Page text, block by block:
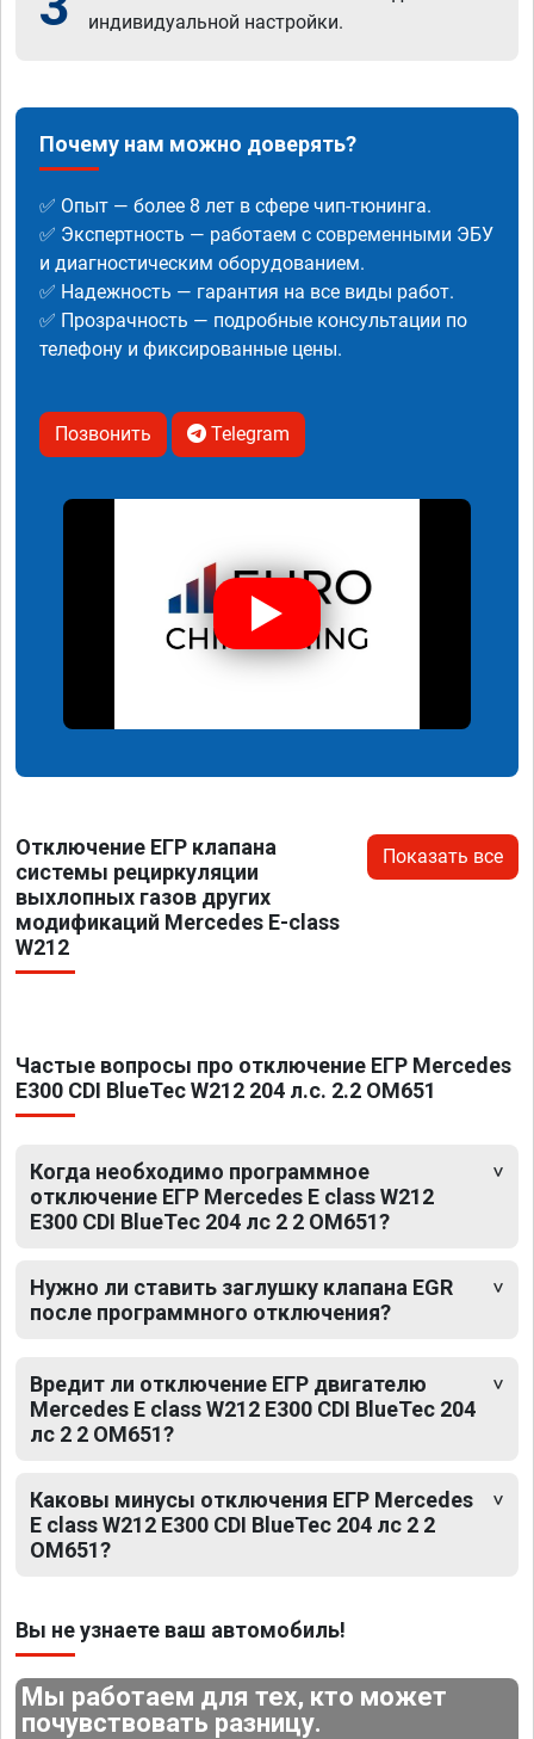
индивидуальной настройки.
Почему нам можно доверять?
✅ Опыт — более 8 лет в сфере чип-тюнинга.
✅ Экспертность — работаем с современными ЭБУ
и диагностическим оборудованием.
✅ Надежность — гарантия на все виды работ.
✅ Прозрачность — подробные консультации по
телефону и фиксированные цены.
Позвонить Telegram
Отключение ЕГР клапана
системы рециркуляции
выхлопных газов других
модификаций Mercedes E-class
W212
Показать все
Частые вопросы про отключение ЕГР Mercedes
E300 CDI BlueTec W212 204 л.с. 2.2 OM651
Когда необходимо программное
отключение ЕГР Mercedes E class W212
E300 CDI BlueTec 204 лс 2 2 OM651?
Нужно ли ставить заглушку клапана EGR
после программного отключения?
Вредит ли отключение ЕГР двигателю
Mercedes E class W212 E300 CDI BlueTec 204
лс 2 2 OM651?
Каковы минусы отключения ЕГР Mercedes
E class W212 E300 CDI BlueTec 204 лс 2 2
OM651?
Вы не узнаете ваш автомобиль!
Мы работаем для тех, кто может
почувствовать разницу.